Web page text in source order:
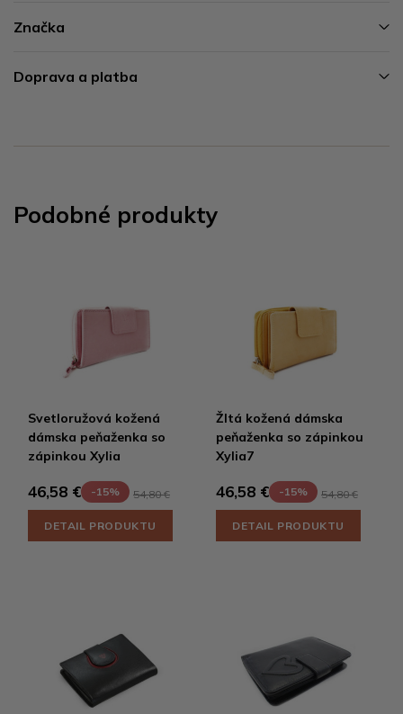
Značka
Doprava a platba
Podobné produkty
Svetloružová kožená
dámska peňaženka so
zápinkou Xylia
46,58 € -15% 54,80 €
DETAIL PRODUKTU
Žltá kožená dámska
peňaženka so zápinkou
Xylia7
46,58 € -15% 54,80 €
DETAIL PRODUKTU